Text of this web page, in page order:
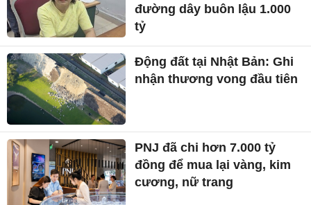
đường dây buôn lậu 1.000
tỷ
Động đất tại Nhật Bản: Ghi
nhận thương vong đầu tiên
PNJ đã chi hơn 7.000 tỷ
đồng để mua lại vàng, kim
cương, nữ trang